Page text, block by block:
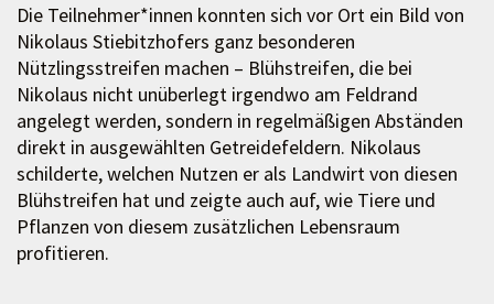
Die Teilnehmer*innen konnten sich vor Ort ein Bild von
Nikolaus Stiebitzhofers ganz besonderen
Nützlingsstreifen machen – Blühstreifen, die bei
Nikolaus nicht unüberlegt irgendwo am Feldrand
angelegt werden, sondern in regelmäßigen Abständen
direkt in ausgewählten Getreidefeldern. Nikolaus
schilderte, welchen Nutzen er als Landwirt von diesen
Blühstreifen hat und zeigte auch auf, wie Tiere und
Pflanzen von diesem zusätzlichen Lebensraum
profitieren.